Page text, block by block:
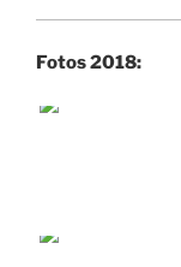
Fotos 2018: